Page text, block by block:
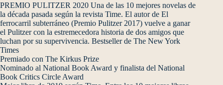
PREMIO PULITZER 2020 Una de las 10 mejores novelas de
la década pasada según la revista Time. El autor de El
ferrocarril subterráneo (Premio Pulitzer 2017) vuelve a ganar
el Pulitzer con la estremecedora historia de dos amigos que
luchan por su supervivencia. Bestseller de The New York
Times
Premiado con The Kirkus Prize
Nominado al National Book Award y finalista del National
Book Critics Circle Award